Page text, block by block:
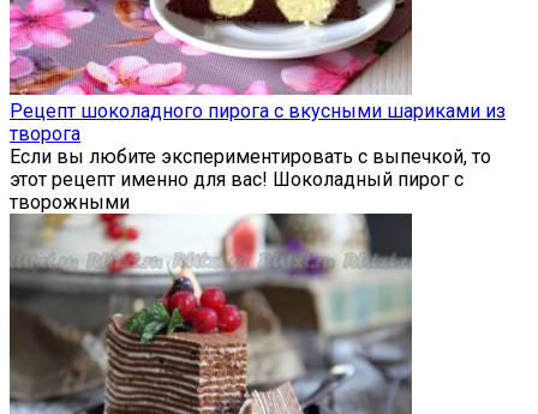
Рецепт шоколадного пирога с вкусными шариками из
творога
Если вы любите экспериментировать с выпечкой, то
этот рецепт именно для вас! Шоколадный пирог с
творожными